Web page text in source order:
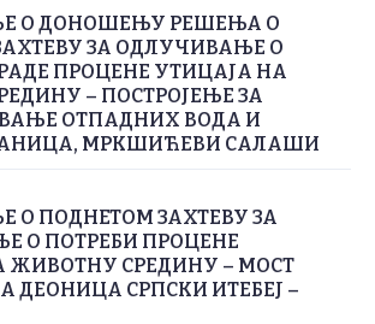
О ДОНОШЕЊУ РЕШЕЊА О
ЗА ОДЛУЧИВАЊЕ О
ПРОЦЕНЕ УТИЦАЈА НА
– ПОСТРОЈЕЊЕ ЗА
ОТПАДНИХ ВОДА И
МРКШИЋЕВИ САЛАШИ
О ПОДНЕТОМ ЗАХТЕВУ ЗА
О ПОТРЕБИ ПРОЦЕНЕ
ЖИВОТНУ СРЕДИНУ – МОСТ
ДЕОНИЦА СРПСКИ ИТЕБЕЈ –